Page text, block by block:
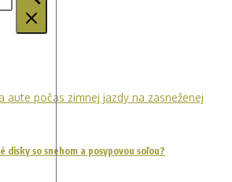
disky so snehom a posypovou soľou?